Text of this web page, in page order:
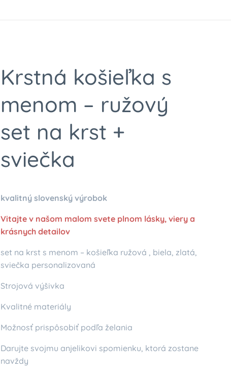
Krstná košieľka s
menom – ružový
set na krst +
sviečka
kvalitný slovenský výrobok
Vitajte v našom malom svete plnom lásky, viery a
krásnych detailov
set na krst s menom – košieľka ružová , biela, zlatá,
sviečka personalizovaná
Strojová výšivka
Kvalitné materiály
Možnosť prispôsobiť podľa želania
Darujte svojmu anjelikovi spomienku, ktorá zostane
navždy